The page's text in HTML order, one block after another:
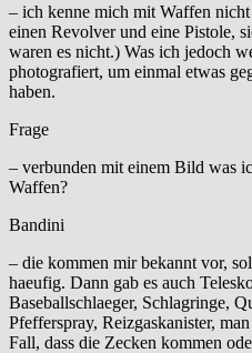
– ich kenne mich mit Waffen
einen Revolver und eine Pistole,
waren es nicht.) Was ich jedoch
photografiert, um einmal etwas
haben.
Frage
– verbunden mit einem Bild was
Waffen?
Bandini
– die kommen mir bekannt vor,
haeufig. Dann gab es auch
Baseballschlaeger, Schlagringe,
Pfefferspray, Reizgaskanister,
Fall, dass die Zecken kommen